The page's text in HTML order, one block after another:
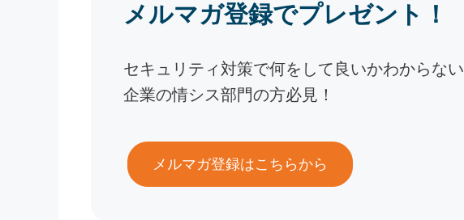
メルマガ登録でプレゼント！
セキュリティ対策で何をして良いかわからない
企業の情シス部門の方必見！
メルマガ登録はこちらから